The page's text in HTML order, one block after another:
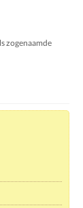
zogenaamde